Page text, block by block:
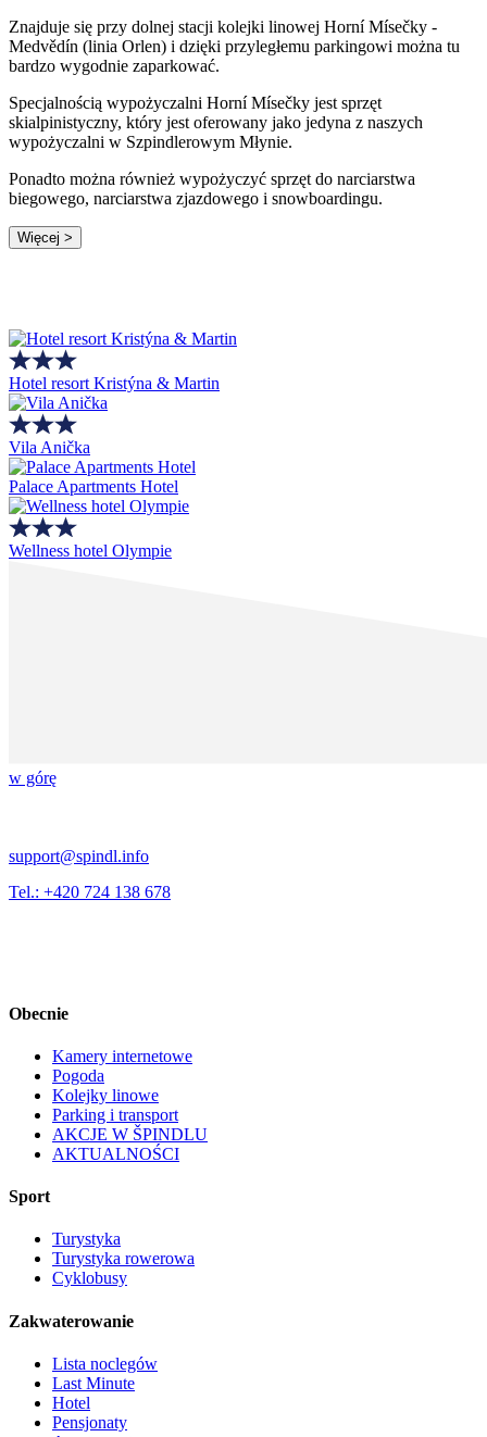
Znajduje się przy dolnej stacji kolejki linowej Horní Mísečky -
Medvědín (linia Orlen) i dzięki przyległemu parkingowi można tu
bardzo wygodnie zaparkować.
Specjalnością wypożyczalni Horní Mísečky jest sprzęt
skialpinistyczny, który jest oferowany jako jedyna z naszych
wypożyczalni w Szpindlerowym Młynie.
Ponadto można również wypożyczyć sprzęt do narciarstwa
biegowego, narciarstwa zjazdowego i snowboardingu.
Więcej >
Hotel resort Kristýna & Martin
Vila Anička
Palace Apartments Hotel
Wellness hotel Olympie
w górę
support@spindl.info
Tel.: +420 724 138 678
Obecnie
Kamery internetowe
Pogoda
Kolejky linowe
Parking i transport
AKCJE W ŠPINDLU
AKTUALNOŚCI
Sport
Turystyka
Turystyka rowerowa
Cyklobusy
Zakwaterowanie
Lista noclegów
Last Minute
Hotel
Pensjonaty